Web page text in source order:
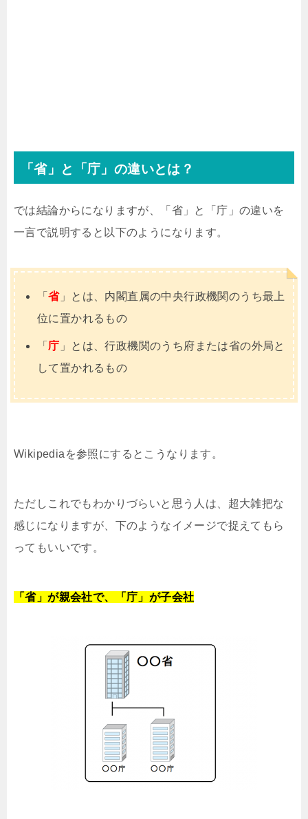
「省」と「庁」の違いとは？
では結論からになりますが、「省」と「庁」の違いを
一言で説明すると以下のようになります。
「省」とは、内閣直属の中央行政機関のうち最上
位に置かれるもの
「 庁 」とは、行政機関のうち府または省の外局と
して置かれるもの
Wikipediaを参照にするとこうなります。
ただしこれでもわかりづらいと思う人は、超大雑把な
感じになりますが、下のようなイメージで捉えてもら
ってもいいです。
「省」が親会社で、「庁」が子会社